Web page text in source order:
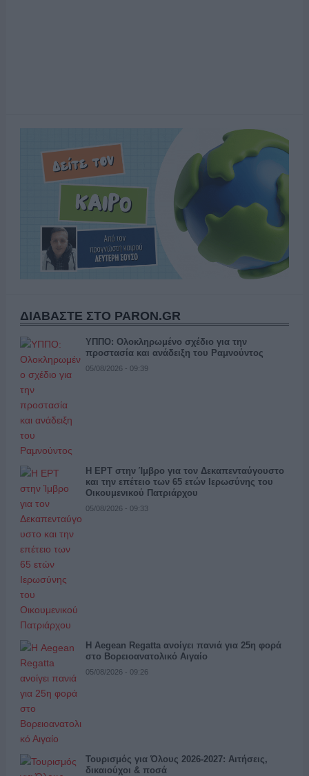
ΔΙΑΒΑΣΤΕ ΣΤΟ PARON.GR
ΥΠΠΟ: Ολοκληρωμένο σχέδιο για την
προστασία και ανάδειξη του Ραμνούντος
05/08/2026 - 09:39
Η ΕΡΤ στην Ίμβρο για τον Δεκαπενταύγουστο
και την επέτειο των 65 ετών Ιερωσύνης του
Οικουμενικού Πατριάρχου
05/08/2026 - 09:33
Η Aegean Regatta ανοίγει πανιά για 25η φορά
στο Βορειοανατολικό Αιγαίο
05/08/2026 - 09:26
Τουρισμός για Όλους 2026-2027: Αιτήσεις,
δικαιούχοι & ποσά